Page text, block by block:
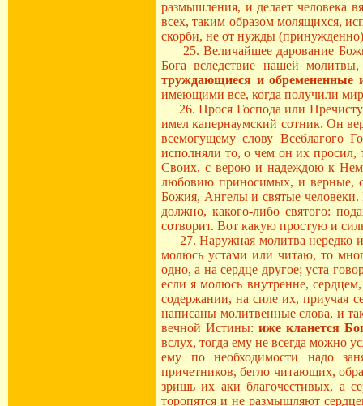
размышления, и делает человека
всех, таким образом молящихся,
скорби, не от нужды
25. Величайшее дарование
Бога вследствие нашей
труждающиеся и
имеющими все, когда получили
26. Прося Господа или
имел капернаумский сотник. Он
всемогущему слову Всеблагого
исполняли то, о чем он их
Своих, с верою и надеждою к
любовию приносимых, и верные,
Божия, Ангелы и святые человеки.
должно, какого-либо святого:
сотворит. Вот какую простую и
27. Наружная молитва нередко
молюсь устами или читаю, то
одно, а на сердце другое; уста
если я молюсь внутренне,
содержании, на силе их, приучая
написаны молитвенные слова, и
вечной Истины: иже кланется
вслух, тогда ему не всегда можно
ему по необходимости надо
причетников, бегло читающих,
зришь их аки благочестивых, а
торопятся и не размышляют